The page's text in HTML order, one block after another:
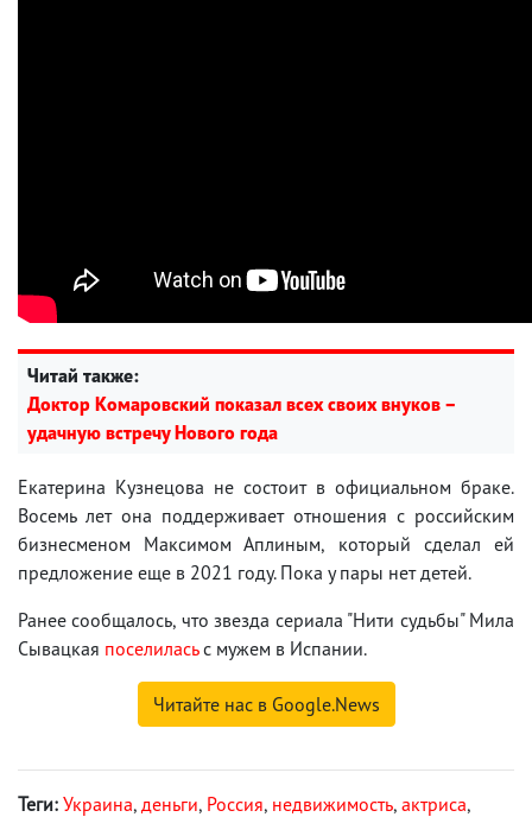
Читай также:
Доктор Комаровский показал всех своих внуков –
удачную встречу Нового года
Екатерина Кузнецова не состоит в официальном браке.
Восемь лет она поддерживает отношения с российским
бизнесменом Максимом Аплиным, который сделал ей
предложение еще в 2021 году. Пока у пары нет детей.
Ранее сообщалось, что звезда сериала "Нити судьбы" Мила
Сывацкая поселиласьс мужем в Испании.
Читайте нас в Google.News
Теги: Украина, деньги, Россия, недвижимость, актриса,